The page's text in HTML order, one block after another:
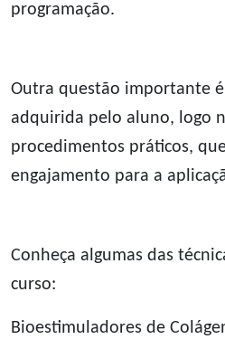
programação.
Outra questão importante
adquirida pelo aluno, logo
procedimentos práticos,
engajamento para a
Conheça algumas das
curso:
Bioestimuladores de